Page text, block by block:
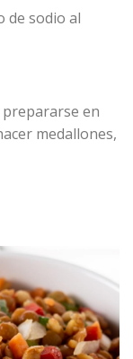
de sodio al
en
medallones,